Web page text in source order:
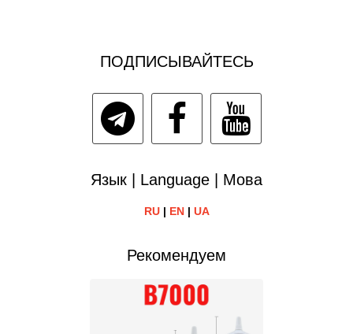
ПОДПИСЫВАЙТЕСЬ
Язык | Language | Мова
RU| EN| UA
Рекомендуем